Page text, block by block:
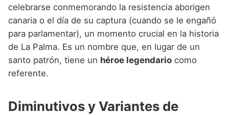
celebrarse conmemorando la resistencia aborigen
canaria o el día de su captura (cuando se le engañó
para parlamentar), un momento crucial en la historia
de La Palma. Es un nombre que, en lugar de un
santo patrón, tiene un héroe legendario como
referente.
Diminutivos y Variantes de